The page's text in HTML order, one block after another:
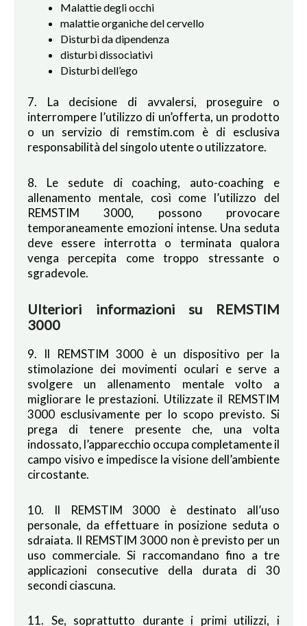
Malattie degli occhi
malattie organiche del cervello
Disturbi da dipendenza
disturbi dissociativi
Disturbi dell’ego
7. La decisione di avvalersi, proseguire o
interrompere l’utilizzo di un’offerta, un prodotto
o un servizio di remstim.com è di esclusiva
responsabilità del singolo utente o utilizzatore.
8. Le sedute di coaching, auto-coaching e
allenamento mentale, così come l’utilizzo del
REMSTIM 3000, possono provocare
temporaneamente emozioni intense. Una seduta
deve essere interrotta o terminata qualora
venga percepita come troppo stressante o
sgradevole.
Ulteriori informazioni su REMSTIM
3000
9. Il REMSTIM 3000 è un dispositivo per la
stimolazione dei movimenti oculari e serve a
svolgere un allenamento mentale volto a
migliorare le prestazioni. Utilizzate il REMSTIM
3000 esclusivamente per lo scopo previsto. Si
prega di tenere presente che, una volta
indossato, l’apparecchio occupa completamente il
campo visivo e impedisce la visione dell’ambiente
circostante.
10. Il REMSTIM 3000 è destinato all’uso
personale, da effettuare in posizione seduta o
sdraiata. Il REMSTIM 3000 non è previsto per un
uso commerciale. Si raccomandano fino a tre
applicazioni consecutive della durata di 30
secondi ciascuna.
11. Se, soprattutto durante i primi utilizzi, i